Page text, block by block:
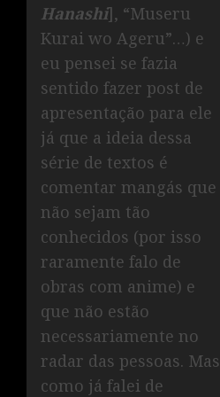
Hanashi], “Museru
Kurai wo Ageru”…) e
eu pensei se fazia
sentido fazer post de
apresentação para ele
já que a ideia dessa
série de textos é
comentar mangás que
não sejam tão
conhecidos (por isso
raramente falo de
obras com anime) e
que não estão
necessariamente no
radar das pessoas. Mas
como já falei de